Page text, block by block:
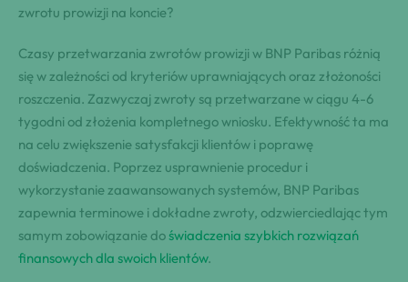
zwrotu prowizji na koncie?
Czasy przetwarzania zwrotów prowizji w BNP Paribas różnią
się w zależności od kryteriów uprawniających oraz złożoności
roszczenia. Zazwyczaj zwroty są przetwarzane w ciągu 4-6
tygodni od złożenia kompletnego wniosku. Efektywność ta ma
na celu zwiększenie satysfakcji klientów i poprawę
doświadczenia. Poprzez usprawnienie procedur i
wykorzystanie zaawansowanych systemów, BNP Paribas
zapewnia terminowe i dokładne zwroty, odzwierciedlając tym
samym zobowiązanie doświadczenia szybkich rozwiązań
finansowych dla swoich klientów.